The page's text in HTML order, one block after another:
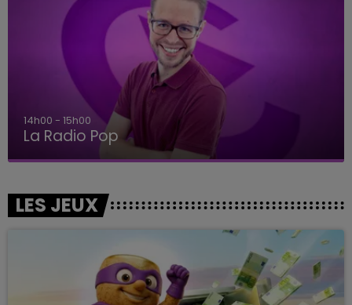
15h00 - 19h00
Le Club Champagne FM
LES JEUX